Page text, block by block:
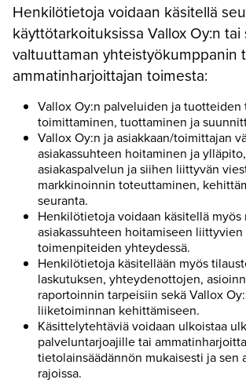
Henkilötietoja voidaan käsitellä
käyttötarkoituksissa Vallox Oy:n tai
valtuuttaman yhteistyökumppanin
ammatinharjoittajan toimesta:
Vallox Oy:n palveluiden ja tuotteiden
toimittaminen, tuottaminen ja
Vallox Oy:n ja asiakkaan/toimittajan
asiakassuhteen hoitaminen ja ylläpito,
asiakaspalvelun ja siihen liittyvän
markkinoinnin toteuttaminen,
seuranta.
Henkilötietoja voidaan käsitellä myös
asiakassuhteen hoitamiseen liittyvien
toimenpiteiden yhteydessä.
Henkilötietoja käsitellään myös
laskutuksen, yhteydenottojen,
raportoinnin tarpeisiin sekä Vallox
liiketoiminnan kehittämiseen.
Käsittelytehtäviä voidaan ulkoistaa
palveluntarjoajille tai
tietolainsäädännön mukaisesti ja sen
rajoissa.